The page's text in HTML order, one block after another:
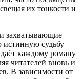
их тонкости и
захватывающие
судьбу
каждому роману
читателей вновь и
В зависимости от